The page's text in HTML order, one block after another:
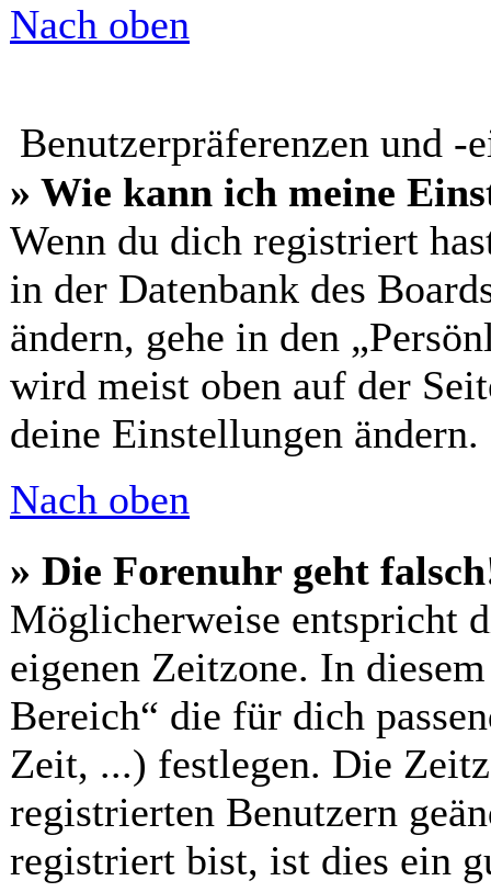
Nach oben
Benutzerpräferenzen und
» Wie kann ich meine
Wenn du dich registriert
in der Datenbank des
ändern, gehe in den
wird meist oben auf der
deine Einstellungen ändern.
Nach oben
» Die Forenuhr geht
Möglicherweise entspricht
eigenen Zeitzone. In
Bereich“ die für dich
Zeit, ...) festlegen. Die
registrierten Benutzern
registriert bist, ist dies ein